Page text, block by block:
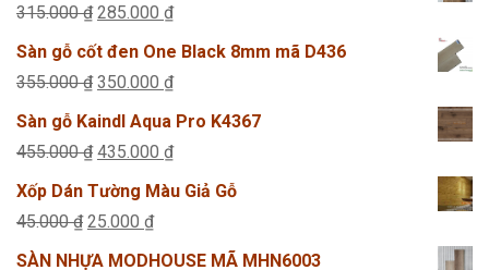
315.000₫ Giá
gốc
là:
285.000 ₫Giá
hiện
tại
285.000 ₫.
Sàn gỗ cốt đen One Black 8mm mã D436
355.000₫ Giá
gốc
là:
350.000 ₫Giá
hiện
tại
350.000 ₫.
Sàn gỗ Kaindl Aqua Pro K4367
455.000₫ Giá
gốc
là:
435.000 ₫Giá
hiện
Xốp Dán Tường Màu Giả Gỗ
45.000₫ Giá
gốc
25.000 ₫Giá
hiện
SÀN NHỰA MODHOUSE MÃ MHN6003